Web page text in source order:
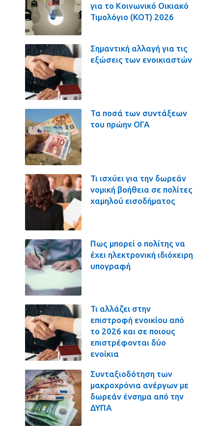
για το Κοινωνικό Οικιακό
Τιμολόγιο (ΚΟΤ) 2026
Σημαντική αλλαγή για τις
εξώσεις των ενοικιαστών
Τα ποσά των συντάξεων
του πρώην ΟΓΑ
Τι ισχύει για την δωρεάν
νομική βοήθεια σε πολίτες
χαμηλού εισοδήματος
Πως μπορεί ο πολίτης να
έχει ηλεκτρονική ιδιόχειρη
υπογραφή
Τι αλλάζει στην
επιστροφή ενοικίου από
το 2026 και σε ποιους
επιστρέφονται δύο
ενοίκια
Συνταξιοδότηση των
μακροχρόνια ανέργων με
δωρεάν ένσημα από την
ΔΥΠΑ